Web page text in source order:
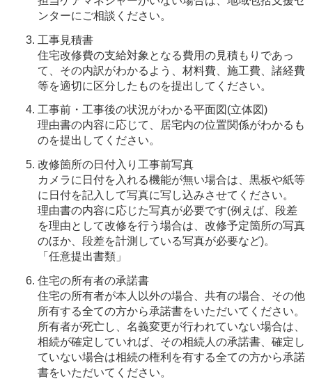
ンターにご相談ください。
工事見積書
住宅改修費の支給対象となる費用の見積もりであっ
て、その内訳がわかるよう、材料費、施工費、諸経費
等を適切に区分したものを提出してください。
工事前・工事後の状況がわかる平面図(立体図)
理由書の内容に応じて、居宅内の位置関係がわかるも
のを提出してください。
改修箇所の日付入り工事前写真
カメラに日付を入れる機能が無い場合は、黒板や紙等
に日付を記入して写真に写し込みさせてください。
理由書の内容に応じた写真が必要です(例えば、段差
を理由として改修を行う場合は、改修予定箇所の写真
のほか、段差を計測している写真が必要など)。
「任意提出書類」
住宅の所有者の承諾書
住宅の所有者が本人以外の場合、共有の場合、その他
所有する全ての方から承諾書をいただいてください。
所有者が死亡し、名義変更が行われていない場合は、
相続が確定していれば、その相続人の承諾書、確定し
ていない場合は相続の権利を有する全ての方から承諾
書をいただいてください。